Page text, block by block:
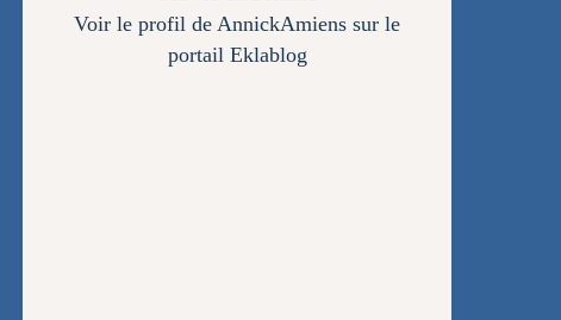
Voir le profil de AnnickAmiens sur le
portail Eklablog